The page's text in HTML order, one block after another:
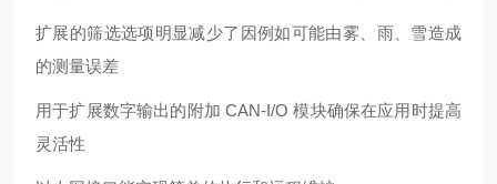
扩展的筛选选项明显减少了因例如可能由雾、雨、雪造成
的测量误差
用于扩展数字输出的附加 CAN-I/O 模块确保在应用时提高
灵活性